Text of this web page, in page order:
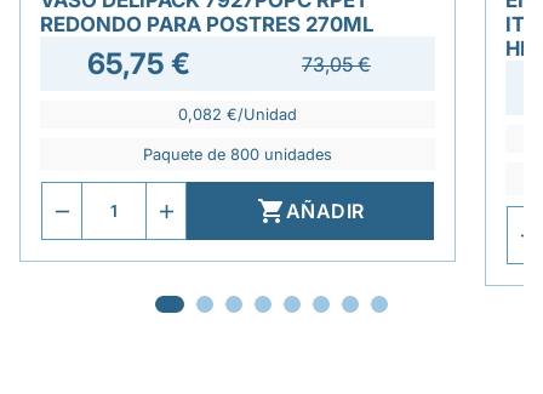
REDONDO PARA POSTRES 270ML
65,75 € 73,05 €
0,082 €/Unidad
Paquete de 800 unidades
AÑADIR